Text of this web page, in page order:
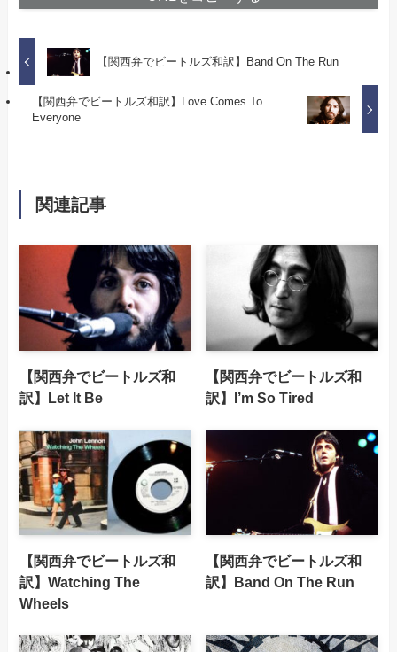
【関西弁でビートルズ和訳】Band On The Run
【関西弁でビートルズ和訳】Love Comes To
Everyone
関連記事
【関西弁でビートルズ和
訳】Let It Be
【関西弁でビートルズ和
訳】I’m So Tired
【関西弁でビートルズ和
訳】Watching The
Wheels
【関西弁でビートルズ和
訳】Band On The Run